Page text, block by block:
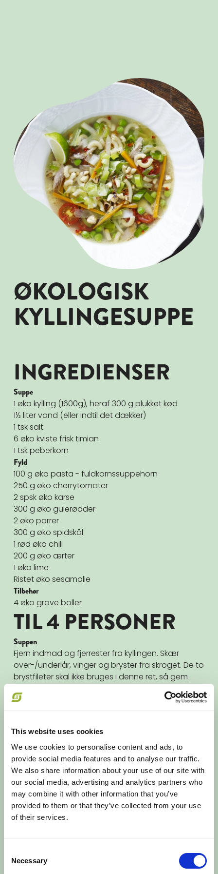
This website uses cookies
We use cookies to personalise content and ads, to
provide social media features and to analyse our traffic.
We also share information about your use of our site with
our social media, advertising and analytics partners who
may combine it with other information that you’ve
provided to them or that they’ve collected from your use
of their services.
Selection
Necessary
ØKOLOGISK
KYLLINGESUPPE
INGREDIENSER
Suppe
1 øko kylling (1600g), heraf 300 g plukket kød
1½ liter vand (eller indtil det dækker)
1 tsk salt
6 øko kviste frisk timian
1 tsk peberkorn
Fyld
100 g øko pasta - fuldkornssuppehorn
250 g øko cherrytomater
2 spsk øko karse
300 g øko gulerødder
2 øko porrer
300 g øko spidskål
1 rød øko chili
200 g øko ærter
1 øko lime
Ristet øko sesamolie
Tilbehør
4 øko grove boller
TIL 4 PERSONER
Suppen
Fjern indmad og fjerrester fra kyllingen. Skær
over-/underlår, vinger og bryster fra skroget. De to
brystfileter skal ikke bruges i denne ret, så gem
Kom lår, vinger og skrog i en passende gryde.
Hæld vand på til det dækker og bring i kog. Skum
Tilsæt herefter salt, timian og peberkorn. Lad
suppen simre på lavt blus i en times tid.
Tag kødet op med en hulske, afkøl en smule og
pluk kødet af skroget. Du skal bruge ca. 300 g til
suppen. Lad suppen simre videre mens du plukker
kødet fra skroget - det øger suppens smag. Stil
kødet til side. Si suppen og kom den tilbage i
gryden.
Kog fuldkornssuppehorn i rigeligt letsaltet vand i
det antal minutter der er angivet på emballagen.
Dryp af i et dørslag.